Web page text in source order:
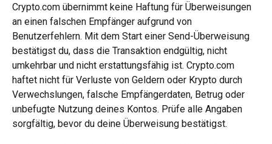
Crypto.com übernimmt keine Haftung für Überweisungen
an einen falschen Empfänger aufgrund von
Benutzerfehlern. Mit dem Start einer Send-Überweisung
bestätigst du, dass die Transaktion endgültig, nicht
umkehrbar und nicht erstattungsfähig ist. Crypto.com
haftet nicht für Verluste von Geldern oder Krypto durch
Verwechslungen, falsche Empfängerdaten, Betrug oder
unbefugte Nutzung deines Kontos. Prüfe alle Angaben
sorgfältig, bevor du deine Überweisung bestätigst.